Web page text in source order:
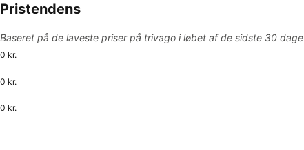
Pristendens
Baseret på de laveste priser på trivago i løbet af de sidste 30 dage
0 kr.
0 kr.
0 kr.